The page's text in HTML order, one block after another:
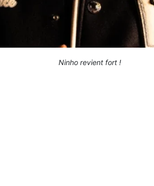
Ninho revient fort !